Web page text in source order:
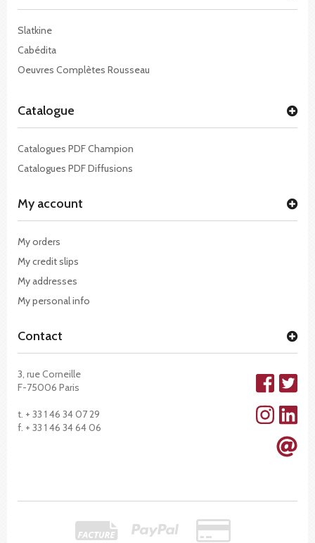
Slatkine
Cabédita
Oeuvres Complètes Rousseau
Catalogue
Catalogues PDF Champion
Catalogues PDF Diffusions
My account
My orders
My credit slips
My addresses
My personal info
Contact
3, rue Corneille
F-75006 Paris
t. + 33 1 46 34 07 29
f. + 33 1 46 34 64 06